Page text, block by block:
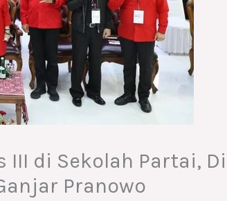
III di Sekolah Partai,
Pranowo